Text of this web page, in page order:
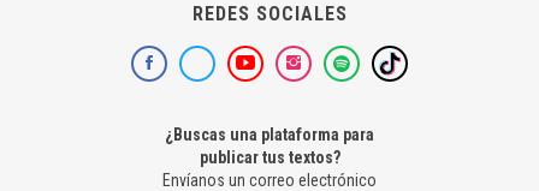
REDES SOCIALES
¿Buscas una plataforma para
publicar tus textos?
Envíanos un correo electrónico